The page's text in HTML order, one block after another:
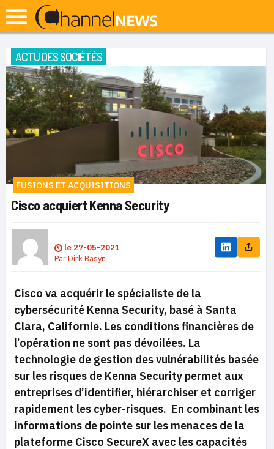
ACTU DES SOCIÉTÉS
FUSIONS ET ACQUISITIONS
Cisco acquiert Kenna Security
le 27-05-2021
ParDirk Basyn
Cisco va acquérir le spécialiste de la
cybersécurité Kenna Security, basé à Santa
Clara, Californie. Les conditions financières de
l’opération ne sont pas dévoilées. La
technologie de gestion des vulnérabilités basée
sur les risques de Kenna Security permet aux
entreprises d’identifier, hiérarchiser et corriger
rapidement les cyber-risques. En combinant les
informations de pointe sur les menaces de la
plateforme Cisco SecureX avec les capacités